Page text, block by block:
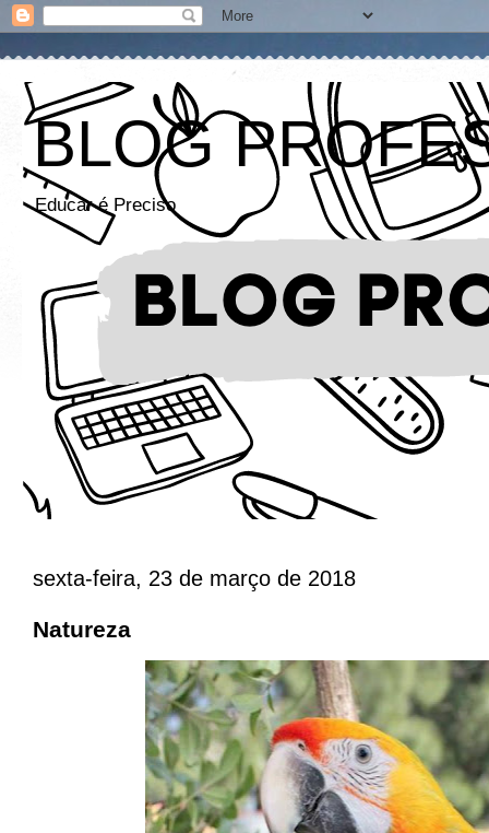
BLOG
Educar é Preciso
sexta-feira, 23 de março de 2018
Natureza